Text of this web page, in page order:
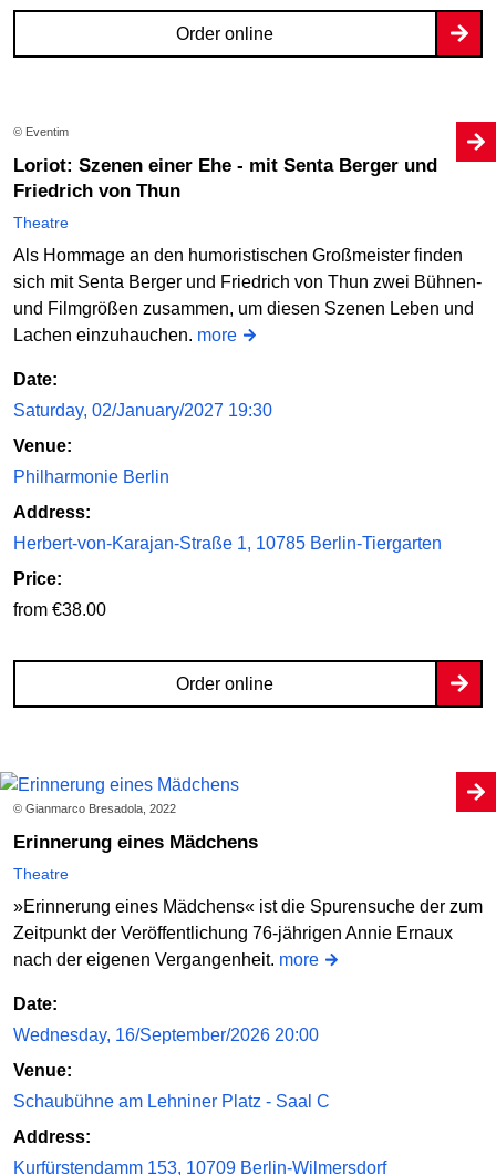
Order online
© Eventim
Loriot: Szenen einer Ehe - mit Senta Berger und
Friedrich von Thun
Theatre
Als Hommage an den humoristischen Großmeister finden
sich mit Senta Berger und Friedrich von Thun zwei Bühnen-
und Filmgrößen zusammen, um diesen Szenen Leben und
Lachen einzuhauchen. more
Date:
Saturday, 02/January/2027 19:30
Venue:
Philharmonie Berlin
Address:
Herbert-von-Karajan-Straße 1, 10785 Berlin-Tiergarten
Price:
from €38.00
Order online
© Gianmarco Bresadola, 2022
Erinnerung eines Mädchens
Theatre
»Erinnerung eines Mädchens« ist die Spurensuche der zum
Zeitpunkt der Veröffentlichung 76-jährigen Annie Ernaux
nach der eigenen Vergangenheit. more
Date:
Wednesday, 16/September/2026 20:00
Venue:
Schaubühne am Lehniner Platz - Saal C
Address:
Kurfürstendamm 153, 10709 Berlin-Wilmersdorf